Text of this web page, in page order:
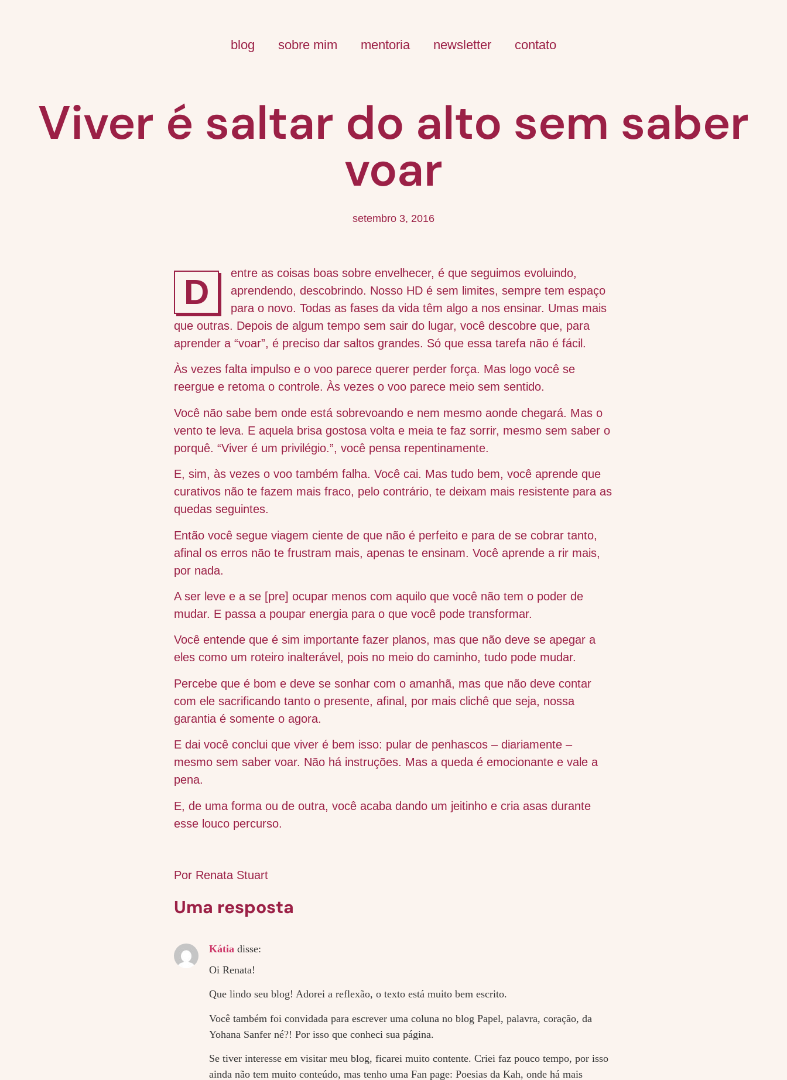
blog sobre mim mentoria newsletter contato
Viver é saltar do alto sem saber
voar
setembro 3, 2016
D
entre as coisas boas sobre envelhecer, é que seguimos evoluindo,
aprendendo, descobrindo. Nosso HD é sem limites, sempre tem espaço
para o novo. Todas as fases da vida têm algo a nos ensinar. Umas mais
que outras. Depois de algum tempo sem sair do lugar, você descobre que, para
aprender a “voar”, é preciso dar saltos grandes. Só que essa tarefa não é fácil.
Às vezes falta impulso e o voo parece querer perder força. Mas logo você se
reergue e retoma o controle. Às vezes o voo parece meio sem sentido.
Você não sabe bem onde está sobrevoando e nem mesmo aonde chegará. Mas o
vento te leva. E aquela brisa gostosa volta e meia te faz sorrir, mesmo sem saber o
porquê. “Viver é um privilégio.”, você pensa repentinamente.
E, sim, às vezes o voo também falha. Você cai. Mas tudo bem, você aprende que
curativos não te fazem mais fraco, pelo contrário, te deixam mais resistente para as
quedas seguintes.
Então você segue viagem ciente de que não é perfeito e para de se cobrar tanto,
afinal os erros não te frustram mais, apenas te ensinam. Você aprende a rir mais,
por nada.
A ser leve e a se [pre] ocupar menos com aquilo que você não tem o poder de
mudar. E passa a poupar energia para o que você pode transformar.
Você entende que é sim importante fazer planos, mas que não deve se apegar a
eles como um roteiro inalterável, pois no meio do caminho, tudo pode mudar.
Percebe que é bom e deve se sonhar com o amanhã, mas que não deve contar
com ele sacrificando tanto o presente, afinal, por mais clichê que seja, nossa
garantia é somente o agora.
E dai você conclui que viver é bem isso: pular de penhascos – diariamente –
mesmo sem saber voar. Não há instruções. Mas a queda é emocionante e vale a
pena.
E, de uma forma ou de outra, você acaba dando um jeitinho e cria asas durante
esse louco percurso.
Por Renata Stuart
Uma resposta
Kátia disse:
Oi Renata!
Que lindo seu blog! Adorei a reflexão, o texto está muito bem escrito.
Você também foi convidada para escrever uma coluna no blog Papel, palavra, coração, da
Yohana Sanfer né?! Por isso que conheci sua página.
Se tiver interesse em visitar meu blog, ficarei muito contente. Criei faz pouco tempo, por isso
ainda não tem muito conteúdo, mas tenho uma Fan page: Poesias da Kah, onde há mais